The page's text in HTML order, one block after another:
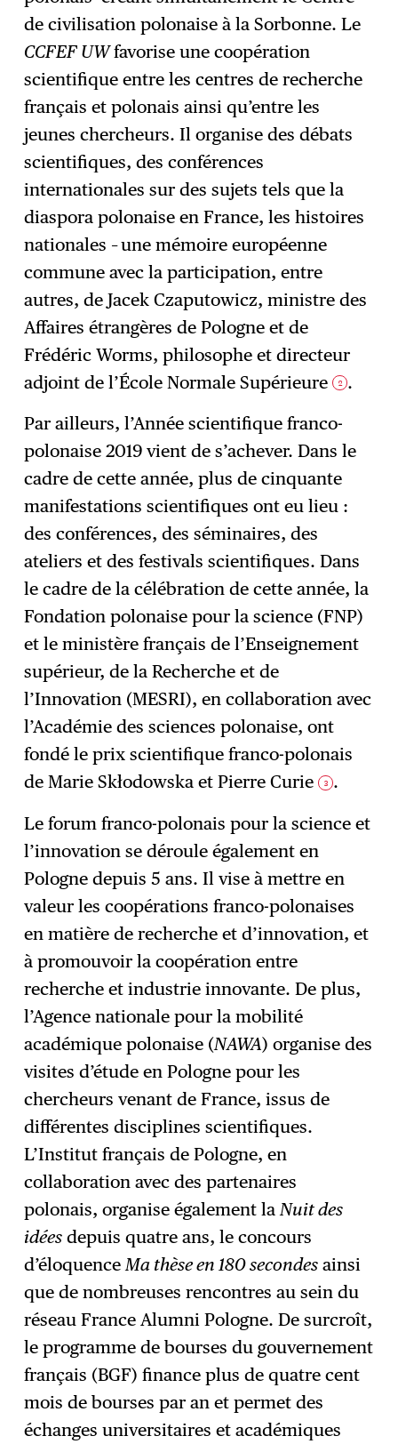
de civilisation polonaise à la Sorbonne. Le
CCFEF UWfavorise une coopération
scientifique entre les centres de recherche
français et polonais ainsi qu’entre les
jeunes chercheurs. Il organise des débats
scientifiques, des conférences
internationales sur des sujets tels que la
diaspora polonaise en France, les histoires
nationales – une mémoire européenne
commune avec la participation, entre
autres, de Jacek Czaputowicz, ministre des
Affaires étrangères de Pologne et de
Frédéric Worms, philosophe et directeur
adjoint de l’École Normale Supérieure 2 .
Par ailleurs, l’Année scientifique franco-
polonaise 2019 vient de s’achever. Dans le
cadre de cette année, plus de cinquante
manifestations scientifiques ont eu lieu :
des conférences, des séminaires, des
ateliers et des festivals scientifiques. Dans
le cadre de la célébration de cette année, la
Fondation polonaise pour la science (FNP)
et le ministère français de l’Enseignement
supérieur, de la Recherche et de
l’Innovation (MESRI), en collaboration avec
l’Académie des sciences polonaise, ont
fondé le prix scientifique franco-polonais
de Marie Skłodowska et Pierre Curie 3 .
Le forum franco-polonais pour la science et
l’innovation se déroule également en
Pologne depuis 5 ans. Il vise à mettre en
valeur les coopérations franco-polonaises
en matière de recherche et d’innovation, et
à promouvoir la coopération entre
recherche et industrie innovante. De plus,
l’Agence nationale pour la mobilité
académique polonaise (NAWA) organise des
visites d’étude en Pologne pour les
chercheurs venant de France, issus de
différentes disciplines scientifiques.
L’Institut français de Pologne, en
collaboration avec des partenaires
polonais, organise également laNuit des
idées depuis quatre ans, le concours
d’éloquenceMa thèse en 180 secondes ainsi
que de nombreuses rencontres au sein du
réseau France Alumni Pologne. De surcroît,
le programme de bourses du gouvernement
français (BGF) finance plus de quatre cent
mois de bourses par an et permet des
échanges universitaires et académiques